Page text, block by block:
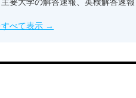
べて表示 →